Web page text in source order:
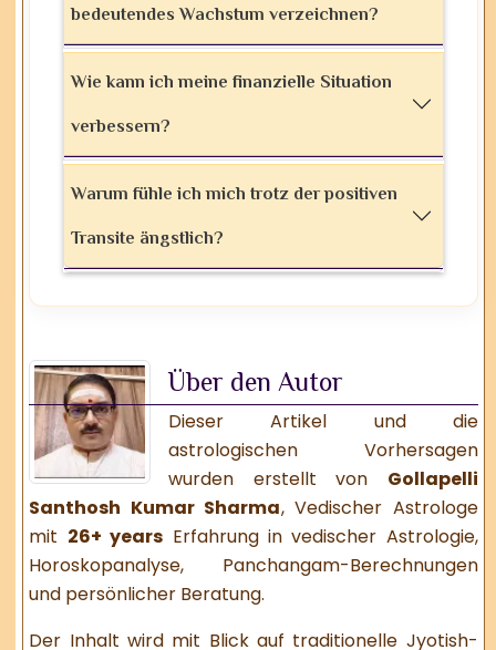
bedeutendes Wachstum verzeichnen?
Wie kann ich meine finanzielle Situation
verbessern?
Warum fühle ich mich trotz der positiven
Transite ängstlich?
Über den Autor
Dieser Artikel und die
astrologischen Vorhersagen
wurden erstellt von Gollapelli
Santhosh Kumar Sharma,Vedischer Astrologe
mit 26+ years Erfahrung in vedischer Astrologie,
Horoskopanalyse, Panchangam-Berechnungen
und persönlicher Beratung.
Der Inhalt wird mit Blick auf traditionelle Jyotish-